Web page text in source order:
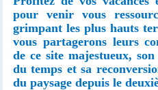
pour venir vous
grimpant les plus hauts
vous partagerons leurs
de ce site majestueux,
du temps et sa
du paysage depuis le